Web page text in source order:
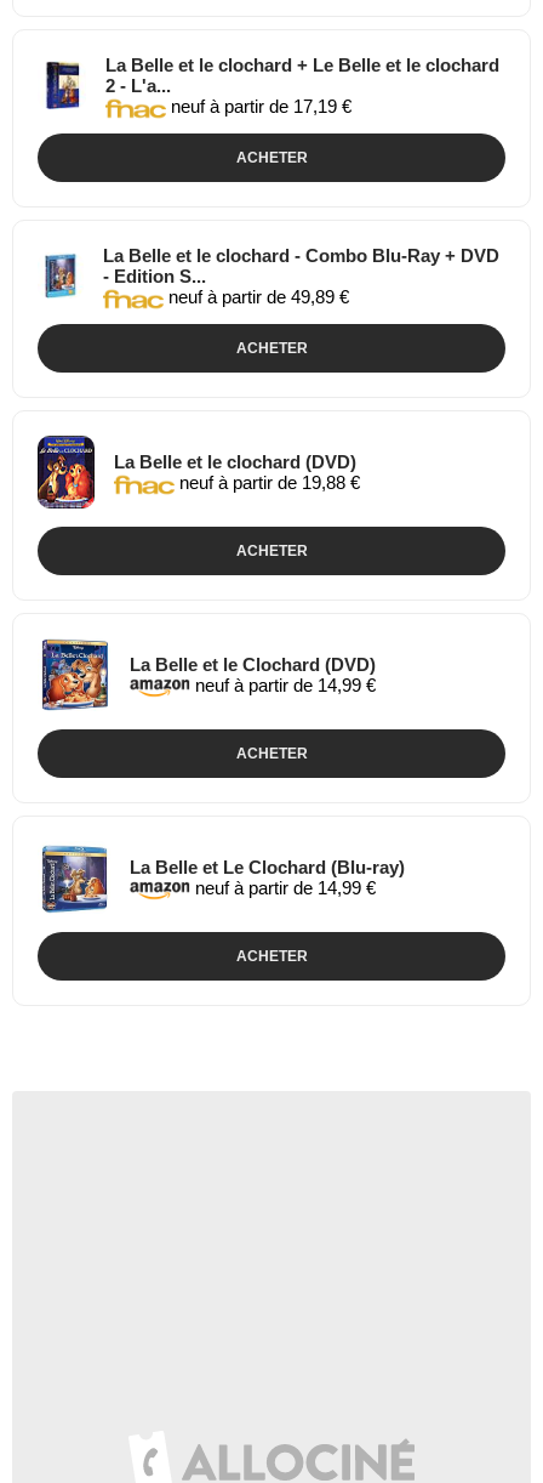
La Belle et le clochard + Le Belle et le clochard
2 - L'a...
neuf à partir de 17,19 €
ACHETER
La Belle et le clochard - Combo Blu-Ray + DVD
- Edition S...
neuf à partir de 49,89 €
ACHETER
La Belle et le clochard (DVD)
neuf à partir de 19,88 €
ACHETER
La Belle et le Clochard (DVD)
neuf à partir de 14,99 €
ACHETER
La Belle et Le Clochard (Blu-ray)
neuf à partir de 14,99 €
ACHETER